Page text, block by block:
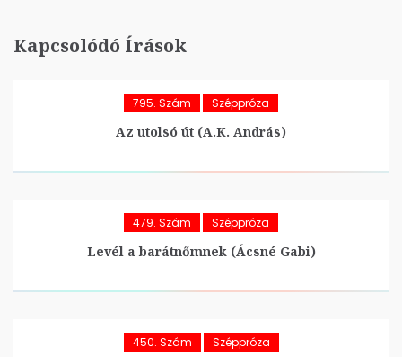
Kapcsolódó Írások
795. Szám Széppróza
Az utolsó út (A.K. András)
479. Szám Széppróza
Levél a barátnőmnek (Ácsné Gabi)
450. Szám Széppróza